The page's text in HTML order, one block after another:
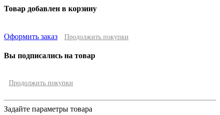
Товар добавлен в корзину
Оформить заказ Продолжить покупки
Вы подписались на товар
Продолжить покупки
Задайте параметры товара